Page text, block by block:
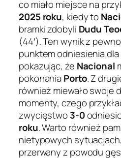
co miało miejsce na
2025 roku, kiedy to
bramki zdobyli Dudu
(44′). Ten wynik z
punktem odniesienia
pokazując, że Nacional
pokonania Porto. Z
również miewało swoje
momenty, czego
zwycięstwo 3-0
roku. Warto również
nietypowych
przerwany z powodu